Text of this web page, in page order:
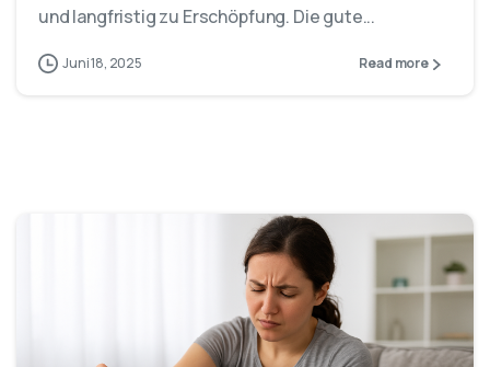
und langfristig zu Erschöpfung. Die gute...
Juni 18, 2025 Read more